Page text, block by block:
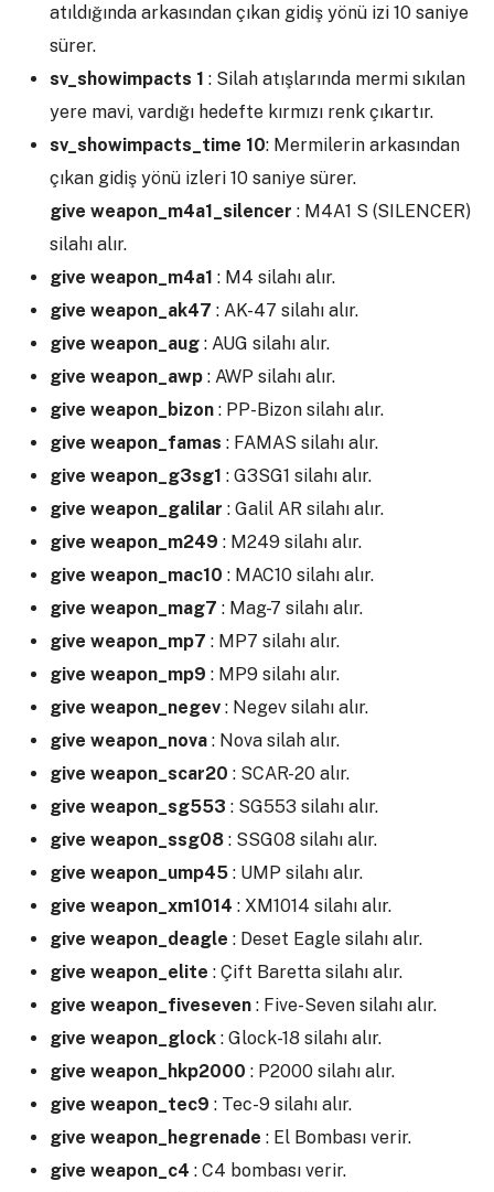
atıldığında arkasından çıkan gidiş yönü izi 10 saniye
sürer.
sv_showimpacts 1 : Silah atışlarında mermi sıkılan
yere mavi, vardığı hedefte kırmızı renk çıkartır.
sv_showimpacts_time 10: Mermilerin arkasından
çıkan gidiş yönü izleri 10 saniye sürer.
give weapon_m4a1_silencer : M4A1 S (SILENCER)
silahı alır.
give weapon_m4a1 : M4 silahı alır.
give weapon_ak47 : AK-47 silahı alır.
give weapon_aug : AUG silahı alır.
give weapon_awp : AWP silahı alır.
give weapon_bizon : PP-Bizon silahı alır.
give weapon_famas : FAMAS silahı alır.
give weapon_g3sg1 : G3SG1 silahı alır.
give weapon_galilar : Galil AR silahı alır.
give weapon_m249 : M249 silahı alır.
give weapon_mac10 : MAC10 silahı alır.
give weapon_mag7 : Mag-7 silahı alır.
give weapon_mp7 : MP7 silahı alır.
give weapon_mp9 : MP9 silahı alır.
give weapon_negev : Negev silahı alır.
give weapon_nova : Nova silah alır.
give weapon_scar20 : SCAR-20 alır.
give weapon_sg553 : SG553 silahı alır.
give weapon_ssg08 : SSG08 silahı alır.
give weapon_ump45 : UMP silahı alır.
give weapon_xm1014 : XM1014 silahı alır.
give weapon_deagle : Deset Eagle silahı alır.
give weapon_elite : Çift Baretta silahı alır.
give weapon_fiveseven : Five-Seven silahı alır.
give weapon_glock : Glock-18 silahı alır.
give weapon_hkp2000 : P2000 silahı alır.
give weapon_tec9 : Tec-9 silahı alır.
give weapon_hegrenade : El Bombası verir.
give weapon_c4 : C4 bombası verir.